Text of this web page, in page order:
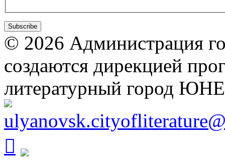
© 2026 Администрация
создаются дирекцией
литературный город
